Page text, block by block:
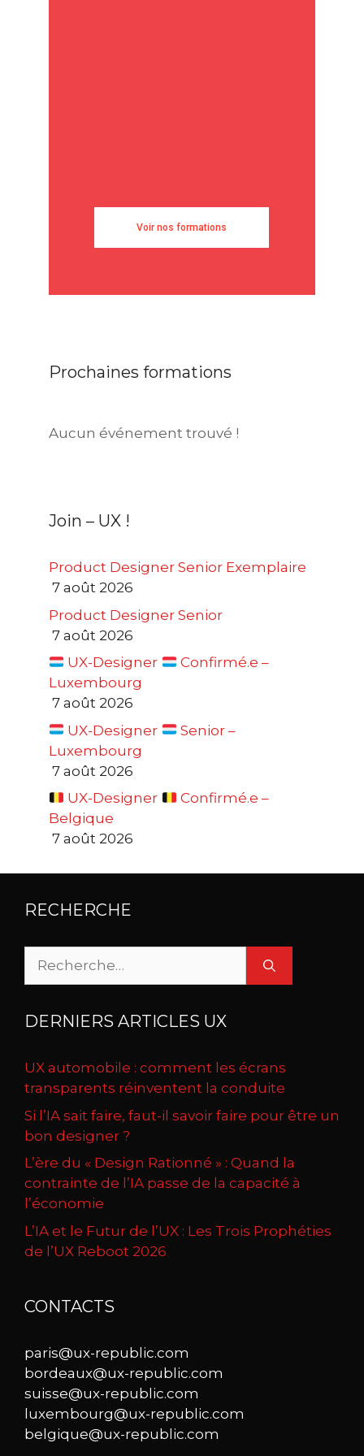
Voir nos formations
Prochaines formations
Aucun événement trouvé !
Join – UX !
Product Designer Senior Exemplaire
7 août 2026
Product Designer Senior
7 août 2026
UX-Designer
Confirmé.e –
Luxembourg
7 août 2026
UX-Designer
Senior –
Luxembourg
7 août 2026
UX-Designer
Confirmé.e –
Belgique
7 août 2026
RECHERCHE
Rechercher :
DERNIERS ARTICLES UX
UX automobile : comment les écrans
transparents réinventent la conduite
Si l’IA sait faire, faut-il savoir faire pour être un
bon designer ?
L’ère du « Design Rationné » : Quand la
contrainte de l’IA passe de la capacité à
l’économie
L’IA et le Futur de l’UX : Les Trois Prophéties
de l’UX Reboot 2026
CONTACTS
paris@ux-republic.com
bordeaux@ux-republic.com
suisse@ux-republic.com
luxembourg@ux-republic.com
belgique@ux-republic.com